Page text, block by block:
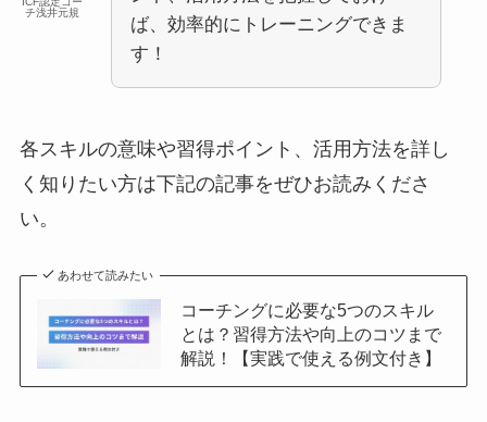
チ浅井元規
ば、効率的にトレーニングできま
す！
各スキルの意味や習得ポイント、活用方法を詳し
く知りたい方は下記の記事をぜひお読みくださ
い。
あわせて読みたい
コーチングに必要な5つのスキル
とは？習得方法や向上のコツまで
解説！【実践で使える例文付き】